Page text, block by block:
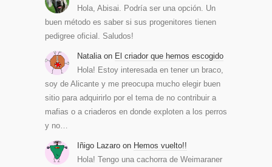
Hola, Abisai. Podría ser una opción. Un
buen método es saber si sus progenitores tienen
pedigree oficial. Saludos!
Natalia on El criador que hemos escogido
Hola! Estoy interesada en tener un braco,
soy de Alicante y me preocupa mucho elegir buen
sitio para adquirirlo por el tema de no contribuir a
mafias o a criaderos en donde exploten a los perros
y no…
Iñigo Lazaro on Hemos vuelto!!
Hola! Tengo una cachorra de Weimaraner